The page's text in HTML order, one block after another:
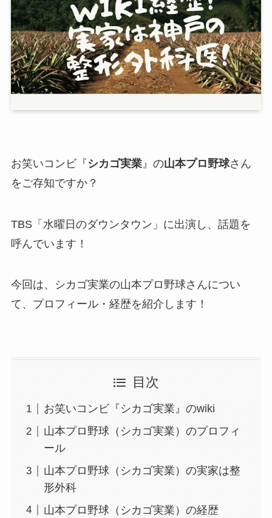
お笑いコンビ『 シカゴ実業』の山本プロ野球さん
をご存知ですか？
TBS「 水曜日のダウンタウン 」に出演し、話題を
呼んでいます！
今回は、シカゴ実業の山本プロ野球さんについ
て、プロフィール・経歴を紹介します！
目次
お笑いコンビ『シカゴ実業』のwiki
山本プロ野球（シカゴ実業）のプロフィ
ール
山本プロ野球（シカゴ実業）の実家は整
形外科
山本プロ野球（シカゴ実業）の経歴